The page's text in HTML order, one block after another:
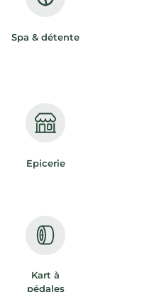
Spa & détente
Epicerie
Kart à
pédales